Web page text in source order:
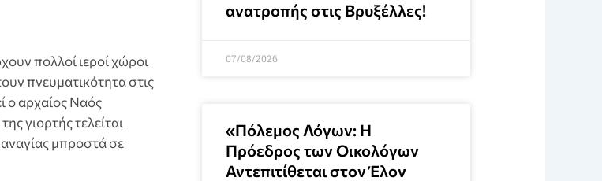
πολλοί ιεροί χώροι
πνευματικότητα στις
ο αρχαίος Ναός
γιορτής τελείται
μπροστά σε
ανατροπής στις Βρυξέλλες!
07/08/2026
«Πόλεμος Λόγων: Η
Πρόεδρος των Οικολόγων
Αντεπιτίθεται στον Έλον